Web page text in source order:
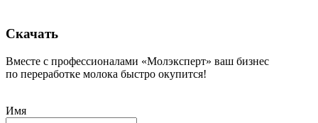
Скачать
Вместе с профессионалами «Молэксперт» ваш бизнес
по переработке молока быстро окупится!
Имя